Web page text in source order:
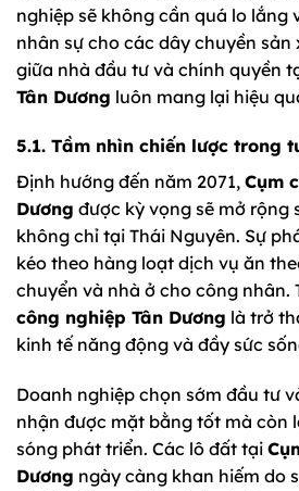
nghiệp sẽ không cần quá lo lắng
nhân sự cho các dây chuyền sản
giữa nhà đầu tư và chính quyền
Tân Dương luôn mang lại hiệu
5.1. Tầm nhìn chiến lược trong
Định hướng đến năm 2071, Cụm
Dương được kỳ vọng sẽ mở rộng
không chỉ tại Thái Nguyên. Sự
kéo theo hàng loạt dịch vụ ăn
chuyển và nhà ở cho công nhân.
công nghiệp Tân Dương là trở
kinh tế năng động và đầy sức
Doanh nghiệp chọn sớm đầu tư
nhận được mặt bằng tốt mà còn
sóng phát triển. Các lô đất tại
Dương ngày càng khan hiếm do